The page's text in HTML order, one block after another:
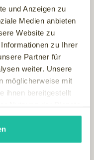
und Anzeigen zu
Medien anbieten
Website zu
zu Ihrer
Partner für
weiter. Unsere
möglicherweise mit
ihnen bereitgestellt
qm große Acquapura
das ganzheitliche
liegt der Fokus
mit ausreichend
Herz- oder
ist auch die
wird sowohl
Balance Lifestyle